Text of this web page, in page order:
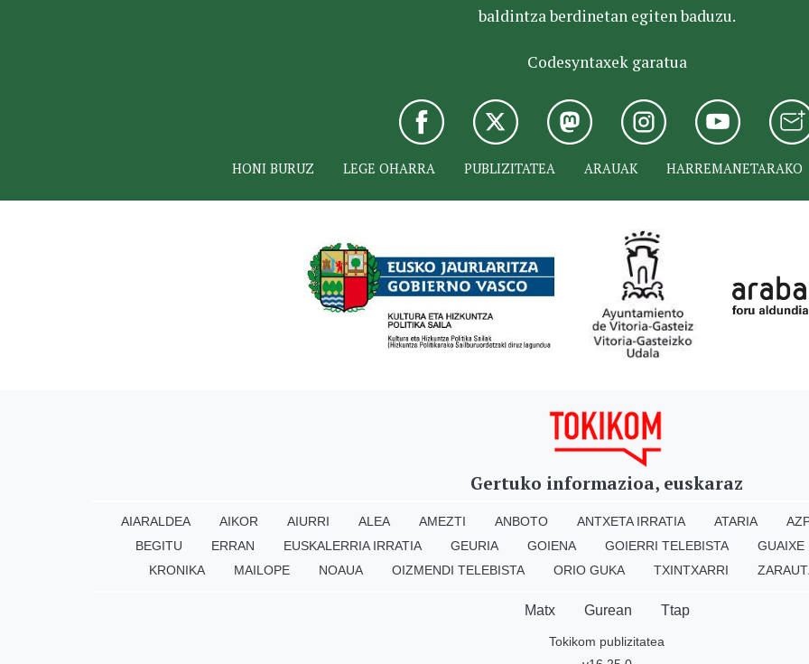
baldintza berdinetan egiten baduzu.
Codesyntaxek garatua
HONI BURUZ LEGE OHARRA PUBLIZITATEA ARAUAK HARREMANETARAKO
Gertuko informazioa, euskaraz
AIARALDEA AIKOR AIURRI ALEA AMEZTI ANBOTO ANTXETA IRRATIA ATARIA
BEGITU
ERRAN EUSKALERRIA IRRATIA GEURIA GOIENA GOIERRI TELEBISTA
GUAIXE
KRONIKA
MAILOPE NOAUA OIZMENDI TELEBISTA ORIO GUKA TXINTXARRI
Matx Gurean Ttap
Tokikom publizitatea